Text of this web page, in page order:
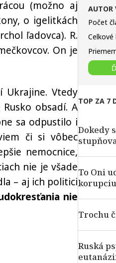
(možno aj
o igelitkách
ľadovca). R.
On je
Vtedy
obsadí. A
sa odpustilo i
či si vôbec
nemocnice,
nie je všade
– aj ich politici
nie
AUTOR
Počet
TOP ZA 7
Dokedy
To Oni
Trochu
Ruská